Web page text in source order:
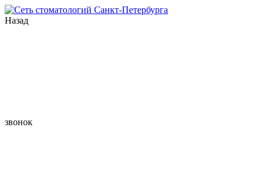
Назад
звонок